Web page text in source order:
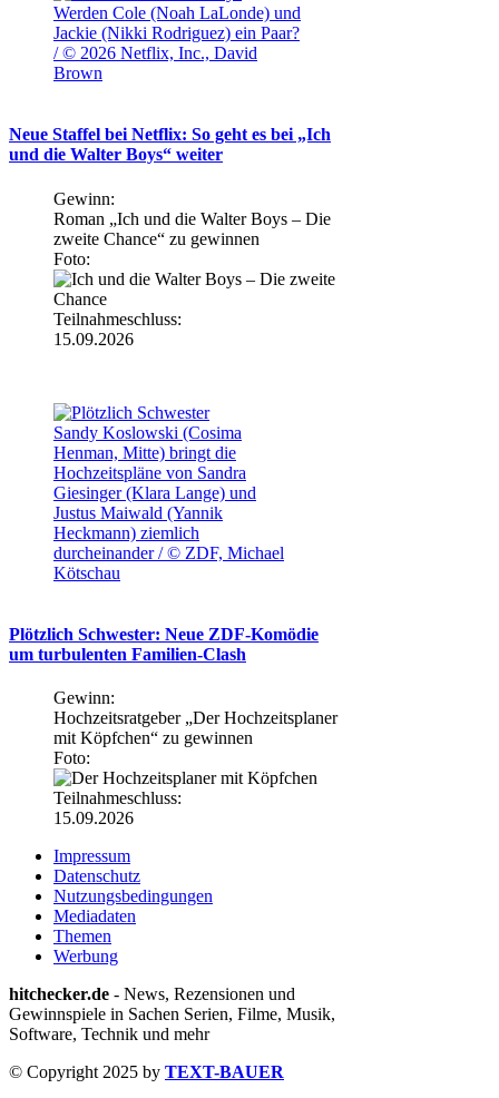
Werden Cole (Noah LaLonde) und
Jackie (Nikki Rodriguez) ein Paar?
/ © 2026 Netflix, Inc., David
Brown
Neue Staffel bei Netflix: So geht es bei „Ich
und die Walter Boys“ weiter
Gewinn:
Roman „Ich und die Walter Boys – Die
zweite Chance“ zu gewinnen
Foto:
Teilnahmeschluss:
15.09.2026
Sandy Koslowski (Cosima
Henman, Mitte) bringt die
Hochzeitspläne von Sandra
Giesinger (Klara Lange) und
Justus Maiwald (Yannik
Heckmann) ziemlich
durcheinander / © ZDF, Michael
Kötschau
Plötzlich Schwester: Neue ZDF-Komödie
um turbulenten Familien-Clash
Gewinn:
Hochzeitsratgeber „Der Hochzeitsplaner
mit Köpfchen“ zu gewinnen
Foto:
Teilnahmeschluss:
15.09.2026
Impressum
Datenschutz
Nutzungsbedingungen
Mediadaten
Themen
Werbung
hitchecker.de - News, Rezensionen und
Gewinnspiele in Sachen Serien, Filme, Musik,
Software, Technik und mehr
© Copyright 2025 by TEXT-BAUER